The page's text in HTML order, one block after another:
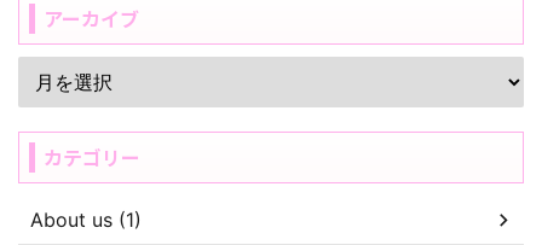
アーカイブ
カテゴリー
About us (1)